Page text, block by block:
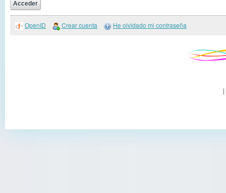
OpenID Crear cuenta He olvidado mi contraseña
|